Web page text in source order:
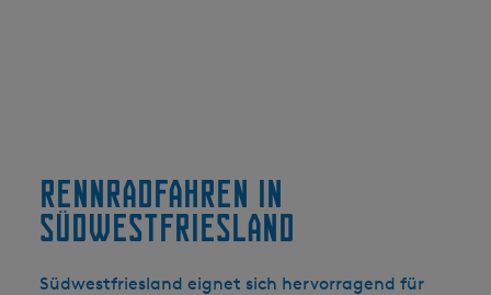
Rennradfahren in
Südwestfriesland
Südwestfriesland eignet sich hervorragend für